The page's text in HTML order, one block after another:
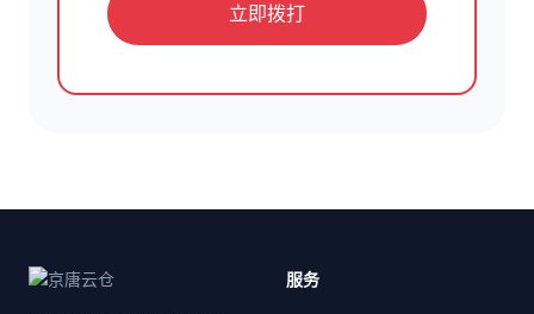
立即拨打
服务